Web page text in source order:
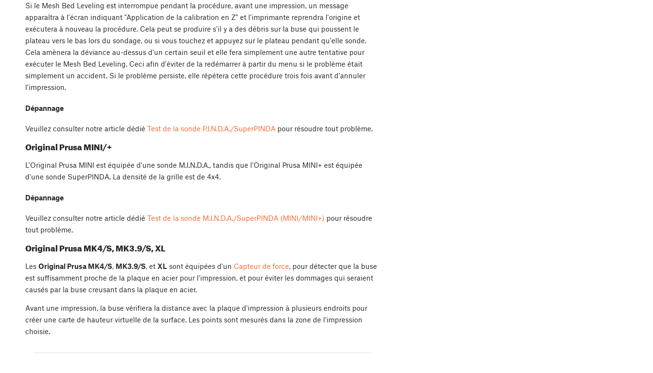
Si le Mesh Bed Leveling est interrompue pendant la procédure, avant une impression, un message
apparaîtra à l'écran indiquant "Application de la calibration en Z" et l'imprimante reprendra l'origine et
exécutera à nouveau la procédure. Cela peut se produire s'il y a des débris sur la buse qui poussent le
plateau vers le bas lors du sondage, ou si vous touchez et appuyez sur le plateau pendant qu'elle sonde.
Cela amènera la déviance au-dessus d'un certain seuil et elle fera simplement une autre tentative pour
exécuter le Mesh Bed Leveling. Ceci afin d'éviter de la redémarrer à partir du menu si le problème était
simplement un accident. Si le problème persiste, elle répétera cette procédure trois fois avant d'annuler
l'impression.
Dépannage
Veuillez consulter notre article dédié Test de la sonde P.I.N.D.A./SuperPINDA pour résoudre tout problème.
Original Prusa MINI/+
L'Original Prusa MINI est équipée d'une sonde M.I.N.D.A., tandis que l'Original Prusa MINI+ est équipée
d'une sonde SuperPINDA. La densité de la grille est de 4x4.
Dépannage
Veuillez consulter notre article dédié Test de la sonde M.I.N.D.A./SuperPINDA (MINI/MINI+) pour résoudre
tout problème.
Original Prusa MK4/S, MK3.9/S, XL
Les Original Prusa MK4/S, MK3.9/S, et XL sont équipées d'un Capteur de force, pour détecter que la buse
est suffisamment proche de la plaque en acier pour l'impression, et pour éviter les dommages qui seraient
causés par la buse creusant dans la plaque en acier.
Avant une impression, la buse vérifiera la distance avec la plaque d'impression à plusieurs endroits pour
créer une carte de hauteur virtuelle de la surface. Les points sont mesurés dans la zone de l'impression
choisie.